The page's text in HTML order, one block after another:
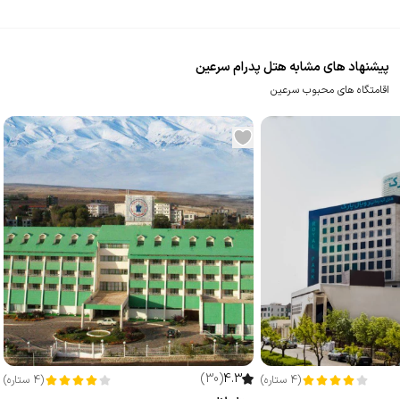
پیشنهاد های مشابه هتل پدرام سرعین
اقامتگاه های محبوب سرعین
(
4 ستاره)
4.3
(
30
)
(
4 ستاره)